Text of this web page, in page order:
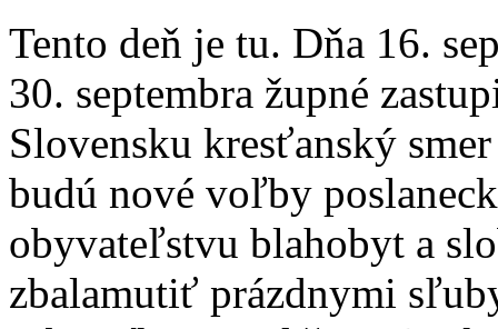
Tento deň je tu. Dňa 16.
30. septembra župné
Slovensku kresťanský
budú nové voľby
obyvateľstvu blahobyt a
zbalamutiť prázdnymi